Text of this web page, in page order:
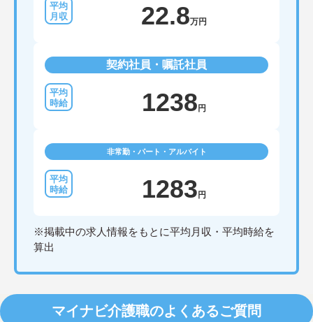
22.8万円
契約社員・嘱託社員
1238円
非常勤・パート・アルバイト
1283円
※掲載中の求人情報をもとに平均月収・平均時給を
算出
マイナビ介護職のよくあるご質問